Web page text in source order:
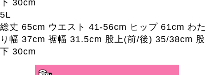
下 30cm
5L
総丈 65cm ウエスト 41-56cm ヒップ 61cm わた
り幅 37cm 裾幅 31.5cm 股上(前/後) 35/38cm 股
下 30cm